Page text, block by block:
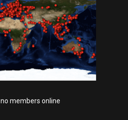
members online